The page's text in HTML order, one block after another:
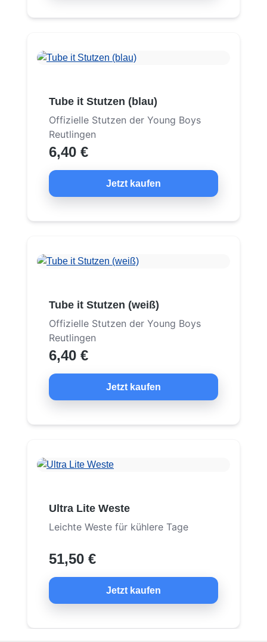
Tube it Stutzen (blau)
Offizielle Stutzen der Young Boys
Reutlingen
6,40 €
Jetzt kaufen
Tube it Stutzen (weiß)
Offizielle Stutzen der Young Boys
Reutlingen
6,40 €
Jetzt kaufen
Ultra Lite Weste
Leichte Weste für kühlere Tage
51,50 €
Jetzt kaufen